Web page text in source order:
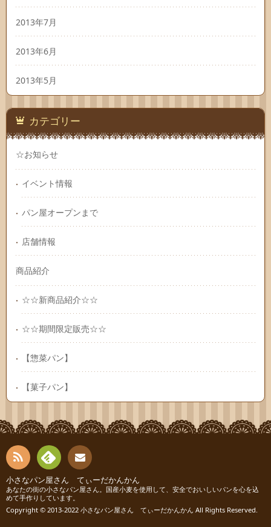
2013年7月
2013年6月
2013年5月
カテゴリー
☆お知らせ
イベント情報
パン屋オープンまで
店舗情報
商品紹介
☆☆新商品紹介☆☆
☆☆期間限定販売☆☆
【惣菜パン】
【菓子パン】
RSS
Fee
dly
連絡
先
小さなパン屋さん てぃーだかんかん
あなたの街の小さなパン屋さん。国産小麦を使用して、安全でおいしいパンを心を込
めて手作りしています。
Copyright © 2013-2022 小さなパン屋さん てぃーだかんかん All Rights Reserved.